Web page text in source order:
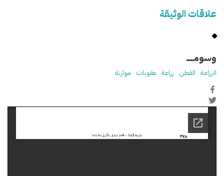
علاقات الوثيقة
وسومـــــ
الزراعة القطن زراعة عقوبات موازنة